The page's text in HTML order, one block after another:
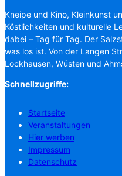
Kneipe und Kino, Kleinkunst
Köstlichkeiten und kulturelle
dabei – Tag für Tag. Der
was los ist. Von der Langen
Lockhausen, Wüsten und
Schnellzugriffe:
Startseite
Veranstaltungen
Hier werben
Impressum
Datenschutz